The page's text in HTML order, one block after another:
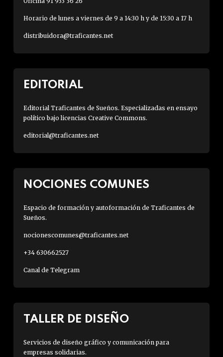
Horario de lunes a viernes de 9 a 14:30 h y de 15:30 a 17 h
distribuidora@traficantes.net
EDITORIAL
Editorial Traficantes de Sueños. Especializadas en ensayo
político bajo licencias Creative Commons.
editorial@traficantes.net
NOCIONES COMUNES
Espacio de formación y autoformación de Traficantes de
Sueños.
nocionescomunes@traficantes.net
+34 630662527
Canal de Telegram
TALLER DE DISEÑO
Servicios de diseño gráfico y comunicación para
empresas solidarias.